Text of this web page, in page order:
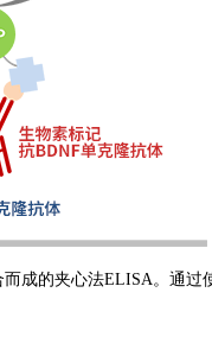
成的夹心法ELISA。通过